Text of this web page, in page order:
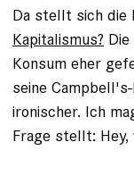
Da stellt sich die
Kapitalismus?
Konsum eher
seine
ironischer. Ich
Frage stellt: Hey,